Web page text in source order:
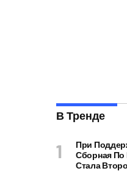
В Тренде
При
Сборная По
Стала